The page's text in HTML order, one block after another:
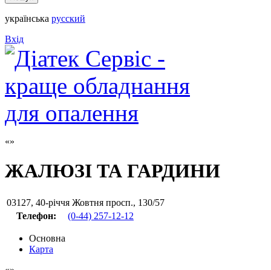
українська русский
Вхід
ЖАЛЮЗІ ТА ГАРДИНИ
03127, 40-річчя Жовтня просп., 130/57
Телефон:
(0-44) 257-12-12
Основна
Карта